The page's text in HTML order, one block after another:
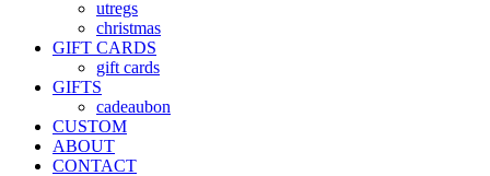
utregs
christmas
GIFT CARDS
gift cards
GIFTS
cadeaubon
CUSTOM
ABOUT
CONTACT